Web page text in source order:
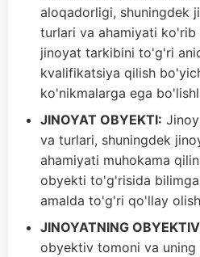
aloqadorligi, shuningdek
turlari va ahamiyati ko'rib
jinoyat tarkibini to'g'ri
kvalifikatsiya qilish
ko'nikmalarga ega
JINOYAT OBYEKTI:
va turlari, shuningdek
ahamiyati muhokama
obyekti to'g'risida
amalda to'g'ri qo'llay
JINOYATNING
obyektiv tomoni va uning